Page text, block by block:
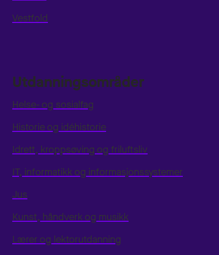
Vestfold
Utdanningsområder
Helse- og sosialfag
Historie og idéhistorie
Idrett, kroppsøving og friluftsliv
IT, informatikk og informasjonssystemer
Jus
Kunst, håndverk og musikk
Lærer og lektorutdanning